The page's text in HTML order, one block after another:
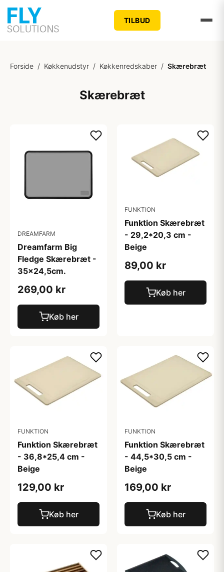
TILBUD
Forside / Køkkenudstyr / Køkkenredskaber / Skærebræt
Skærebræt
DREAMFARM
Dreamfarm Big
Fledge Skærebræt -
35x24,5cm.
269,00 kr
Køb her
FUNKTION
Funktion Skærebræt
- 29,2*20,3 cm -
Beige
89,00 kr
Køb her
FUNKTION
Funktion Skærebræt
- 36,8*25,4 cm -
Beige
129,00 kr
Køb her
FUNKTION
Funktion Skærebræt
- 44,5*30,5 cm -
Beige
169,00 kr
Køb her